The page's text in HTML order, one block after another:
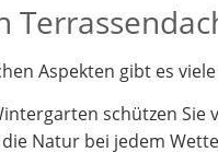
Aspekten gibt es
schützen
Natur bei jedem